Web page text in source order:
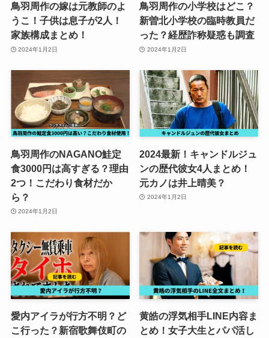
鳥羽周作の嫁は元教師のよ
うこ！子供は息子が2人！
家族構成まとめ！
2024年1月2日
鳥羽周作の小学校はどこ？
新曽北小学校の臨時教員だ
った？経歴詐称疑惑も調査
2024年1月2日
鳥羽周作のNAGANO鮭定
食3000円は高すぎる？理由
2つ！こだわり食材だか
ら？
2024年1月2日
2024最新！キャンドルジュ
ンの歴代彼女4人まとめ！
元カノは井上晴美？
2024年1月2日
愛内アイラが行方不明？ど
こ行った？新宿歌舞伎町の
黄皓の浮気相手LINE内容ま
とめ！女子大生とパパ活し